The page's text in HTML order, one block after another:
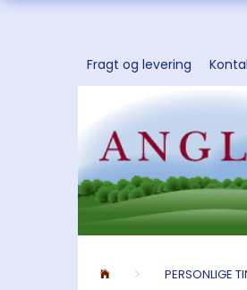
Fragt og levering
PERSONLIGE